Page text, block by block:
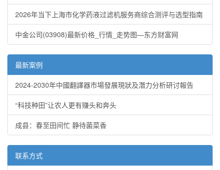
2026年当下上海市化学药液过滤机服务商综合测评与选型指南
中金公司(03908)最新价格_行情_走势图—东方财富网
最新案例
2024-2030年中國翻譯器市場發展現狀及潛力分析研讨報告
“科技种田”让农人更有赚头和奔头
成县：春至田间忙 静待菌菜香
联系方式